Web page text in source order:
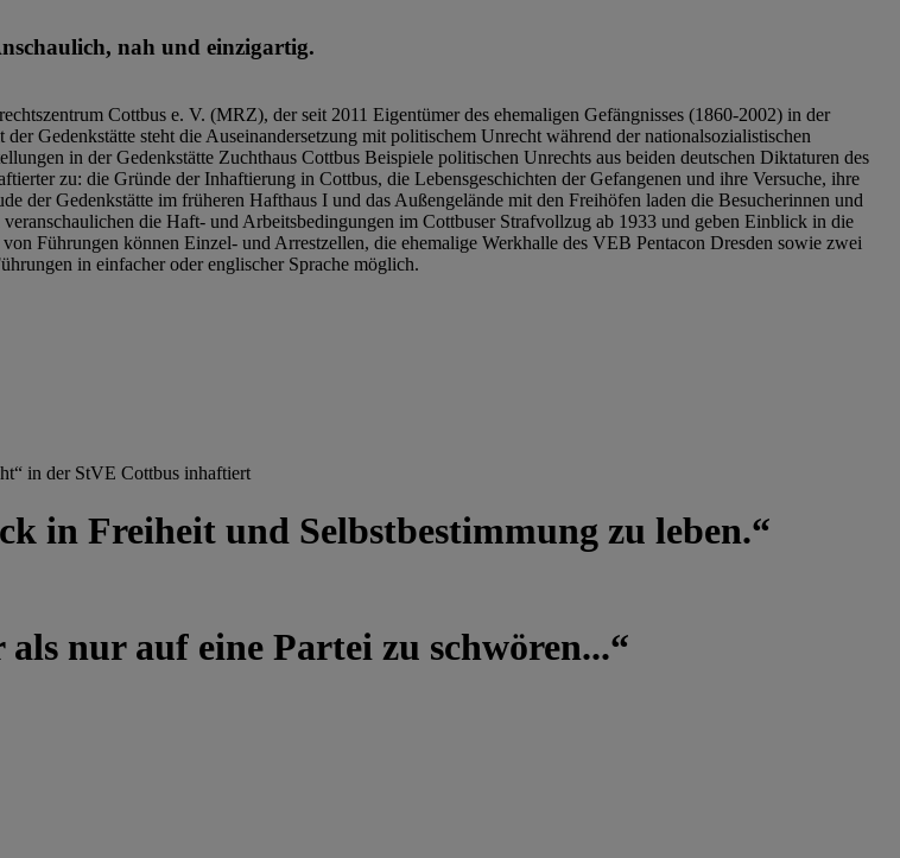
nah und einzigartig.
Cottbus e. V. (MRZ), der seit 2011 Eigentümer des ehemaligen Gefängnisses (1860-2002) in der
Gedenkstätte steht die Auseinandersetzung mit politischem Unrecht während der nationalsozialistischen
in der Gedenkstätte Zuchthaus Cottbus Beispiele politischen Unrechts aus beiden deutschen Diktaturen des
zu: die Gründe der Inhaftierung in Cottbus, die Lebensgeschichten der Gefangenen und ihre Versuche, ihre
der Gedenkstätte im früheren Hafthaus I und das Außengelände mit den Freihöfen laden die Besucherinnen und
die Haft- und Arbeitsbedingungen im Cottbuser Strafvollzug ab 1933 und geben Einblick in die
Führungen können Einzel- und Arrestzellen, die ehemalige Werkhalle des VEB Pentacon Dresden sowie zwei
in einfacher oder englischer Sprache möglich.
in der StVE Cottbus inhaftiert
in Freiheit und Selbstbestimmung zu leben.“
nur auf eine Partei zu schwören...“